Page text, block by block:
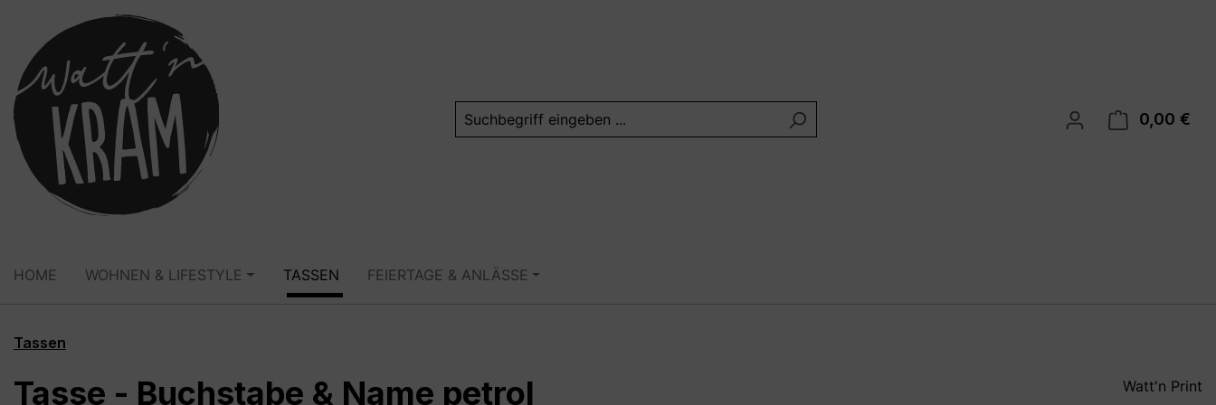
Zur Hauptnavigation springen
0,00 €
HOME WOHNEN & LIFESTYLE TASSEN FEIERTAGE & ANLÄSSE
Tassen
Tasse - Buchstabe & Name petrol Watt'n Print